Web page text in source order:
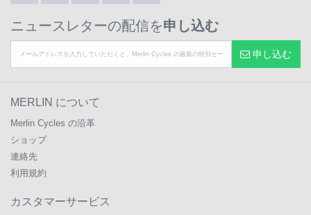
ニュースレターの配信を申し込む
申し込む
MERLIN について
Merlin Cycles の沿革
ショップ
連絡先
利用規約
カスタマーサービス